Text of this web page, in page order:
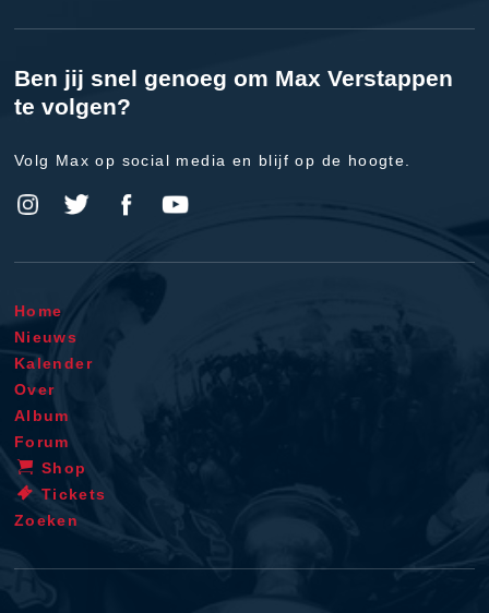
Ben jij snel genoeg om Max Verstappen
te volgen?
Volg Max op social media en blijf op de hoogte.
Home
Nieuws
Kalender
Over
Album
Forum
Shop
Tickets
Zoeken